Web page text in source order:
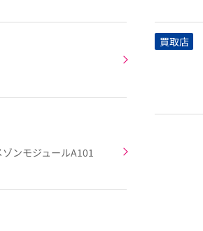
買取店
ンモジュールA101